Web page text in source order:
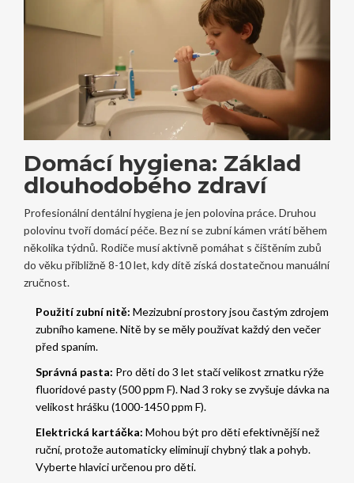
Domácí hygiena: Základ
dlouhodobého zdraví
Profesionální dentální hygiena je jen polovina práce. Druhou
polovinu tvoří domácí péče. Bez ní se zubní kámen vrátí během
několika týdnů. Rodiče musí aktivně pomáhat s čištěním zubů
do věku přibližně 8-10 let, kdy dítě získá dostatečnou manuální
zručnost.
Použití zubní nitě: Mezizubní prostory jsou častým zdrojem
zubního kamene. Nitě by se měly používat každý den večer
před spaním.
Správná pasta: Pro děti do 3 let stačí velikost zrnatku rýže
fluoridové pasty (500 ppm F). Nad 3 roky se zvyšuje dávka na
velikost hrášku (1000-1450 ppm F).
Elektrická kartáčka: Mohou být pro děti efektivnější než
ruční, protože automaticky eliminují chybný tlak a pohyb.
Vyberte hlavici určenou pro děti.